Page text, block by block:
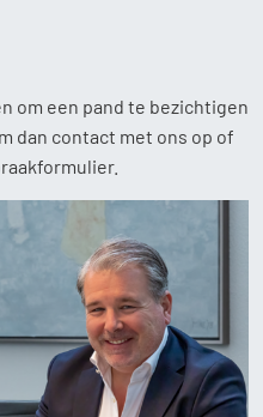
om een pand te bezichtigen
dan contact met ons op of